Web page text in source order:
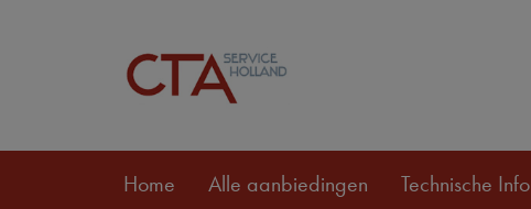
Home Alle aanbiedingen Technische Info